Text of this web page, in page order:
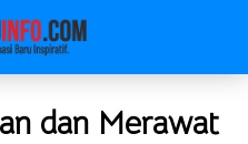
dan Merawat